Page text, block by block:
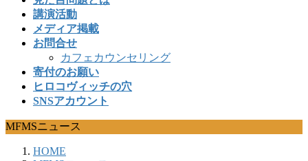
講演活動
メディア掲載
お問合せ
カフェカウンセリング
寄付のお願い
ヒロコヴィッチの穴
SNSアカウント
MFMSニュース
HOME